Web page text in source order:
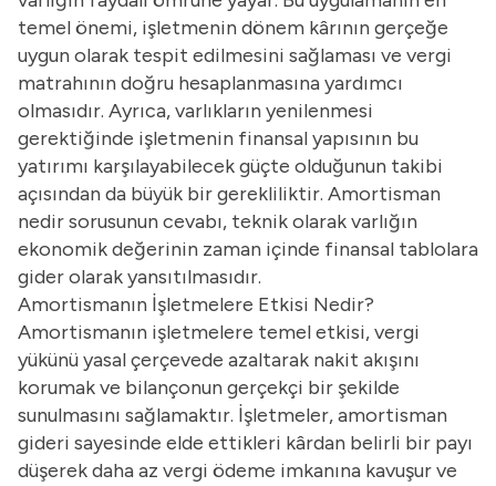
temel önemi, işletmenin dönem kârının gerçeğe
uygun olarak tespit edilmesini sağlaması ve vergi
matrahının doğru hesaplanmasına yardımcı
olmasıdır. Ayrıca, varlıkların yenilenmesi
gerektiğinde işletmenin finansal yapısının bu
yatırımı karşılayabilecek güçte olduğunun takibi
açısından da büyük bir gerekliliktir. Amortisman
nedir sorusunun cevabı, teknik olarak varlığın
ekonomik değerinin zaman içinde finansal tablolara
gider olarak yansıtılmasıdır.
Amortismanın İşletmelere Etkisi Nedir?
Amortismanın işletmelere temel etkisi, vergi
yükünü yasal çerçevede azaltarak nakit akışını
korumak ve bilançonun gerçekçi bir şekilde
sunulmasını sağlamaktır. İşletmeler, amortisman
gideri sayesinde elde ettikleri kârdan belirli bir payı
düşerek daha az vergi ödeme imkanına kavuşur ve